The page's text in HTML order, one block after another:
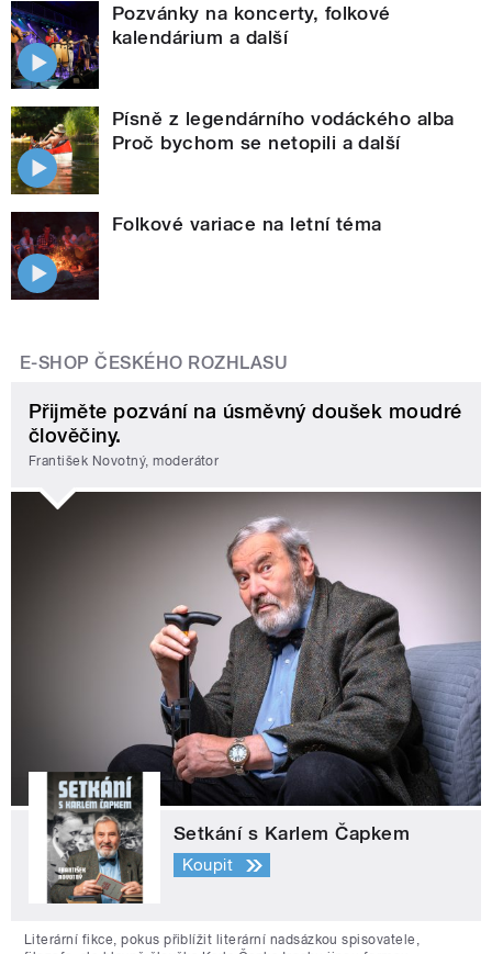
Pozvánky na koncerty, folkové
kalendárium a další
Písně z legendárního vodáckého alba
Proč bychom se netopili a další
Folkové variace na letní téma
E-SHOP ČESKÉHO ROZHLASU
Přijměte pozvání na úsměvný doušek moudré
člověčiny.
František Novotný, moderátor
Setkání s Karlem Čapkem
Koupit
Literární fikce, pokus přiblížit literární nadsázkou spisovatele,